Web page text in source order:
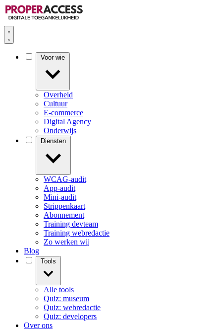
Overheid
Cultuur
E-commerce
Digital Agency
Onderwijs
WCAG-audit
App-audit
Mini-audit
Strippenkaart
Abonnement
Training devteam
Training webredactie
Zo werken wij
Blog
Alle tools
Quiz: museum
Quiz: webredactie
Quiz: developers
Over ons